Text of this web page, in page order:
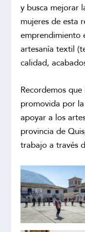
y busca mejorar
mujeres de esta
emprendimiento
artesanía textil
calidad,
Recordemos que
promovida por
apoyar a los
provincia de
trabajo a través